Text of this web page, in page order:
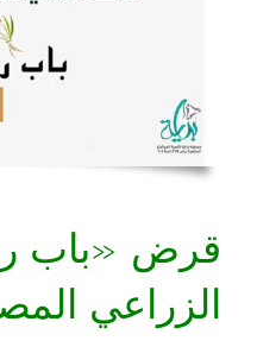
قرض «باب
الزراعي